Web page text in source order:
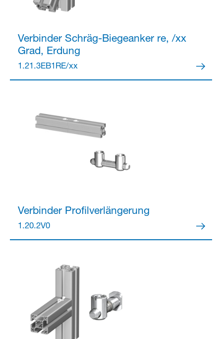
VerbinderSchräg-Biegeanker re, /xx
Grad, Erdung
1.21.3EB1RE/xx
VerbinderProfilverlängerung
1.20.2V0
Partner Login
Anmelden